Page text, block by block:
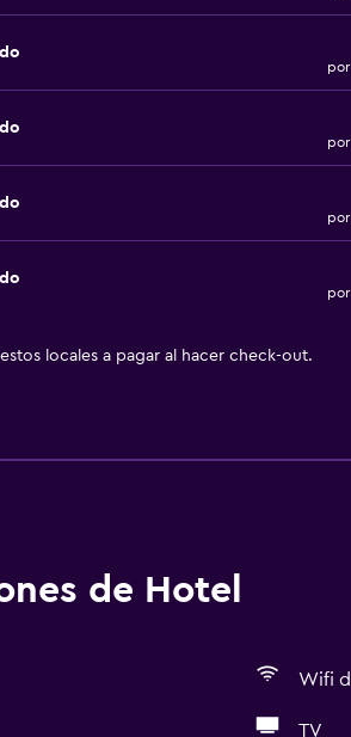
locales a pagar al hacer check-out.
de Hotel
Wifi
TV